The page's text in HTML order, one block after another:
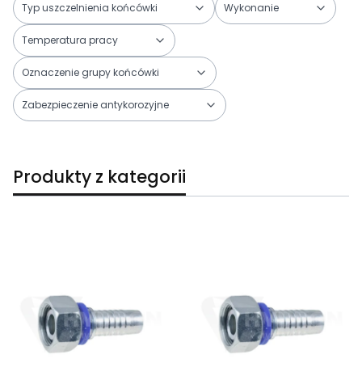
Typ uszczelnienia końcówki Wykonanie
Temperatura pracy
Oznaczenie grupy końcówki
Zabezpieczenie antykorozyjne
Produkty z kategorii